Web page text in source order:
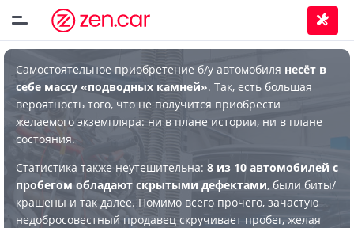
Самостоятельное приобретение б/у автомобиля несёт в
себе массу «подводных камней». Так, есть большая
вероятность того, что не получится приобрести
желаемого экземпляра: ни в плане истории, ни в плане
состояния.
Статистика также неутешительна: 8 из 10 автомобилей с
пробегом обладают скрытыми дефектами, были биты/
крашены и так далее. Помимо всего прочего, зачастую
недобросовестный продавец скручивает пробег, желая